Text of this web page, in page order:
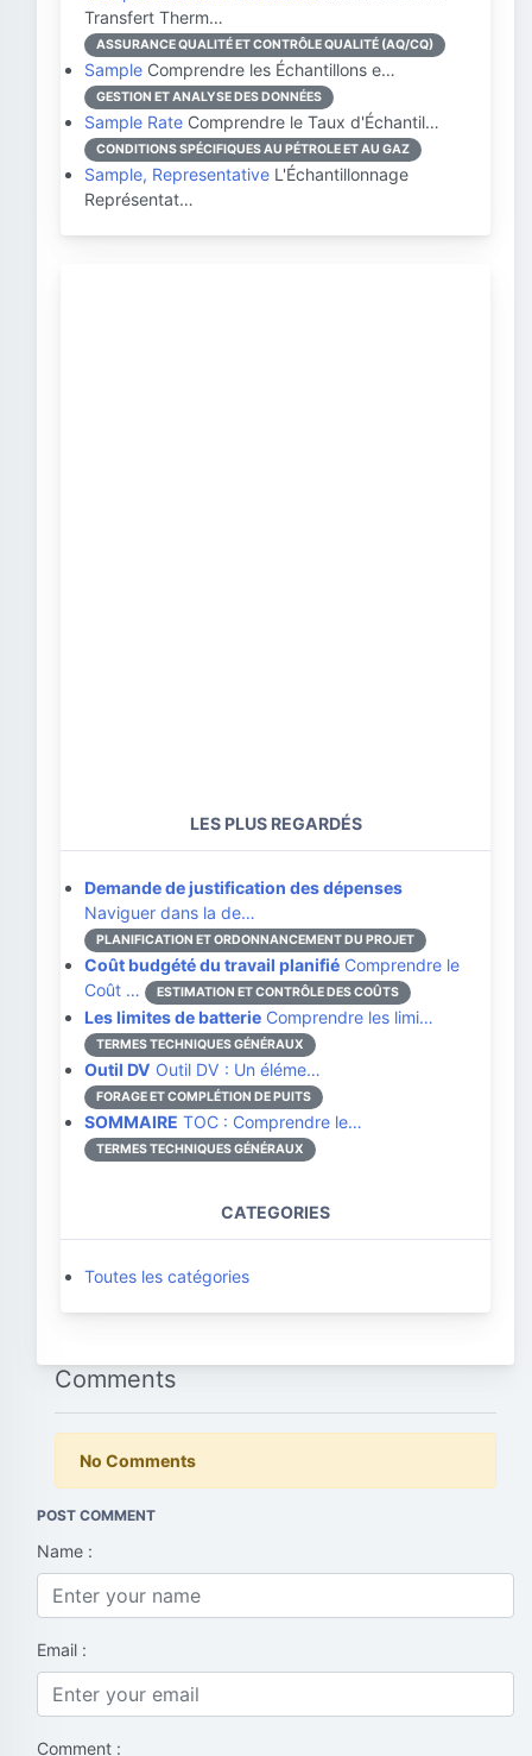
Transfert Therm…
ASSURANCE QUALITÉ ET CONTRÔLE QUALITÉ (AQ/CQ)
Sample Comprendre les Échantillons e…
GESTION ET ANALYSE DES DONNÉES
Sample Rate Comprendre le Taux d'Échantil…
CONDITIONS SPÉCIFIQUES AU PÉTROLE ET AU GAZ
Sample, Representative L'Échantillonnage
Représentat…
LES PLUS REGARDÉS
Demande de justification des dépenses
Naviguer dans la de…
PLANIFICATION ET ORDONNANCEMENT DU PROJET
Coût budgété du travail planifié Comprendre le
Coût …
ESTIMATION ET CONTRÔLE DES COÛTS
Les limites de batterie Comprendre les limi…
TERMES TECHNIQUES GÉNÉRAUX
Outil DV Outil DV : Un éléme…
FORAGE ET COMPLÉTION DE PUITS
SOMMAIRE TOC : Comprendre le…
TERMES TECHNIQUES GÉNÉRAUX
CATEGORIES
Toutes les catégories
Comments
No Comments
POST COMMENT
Name :
Email :
Comment :